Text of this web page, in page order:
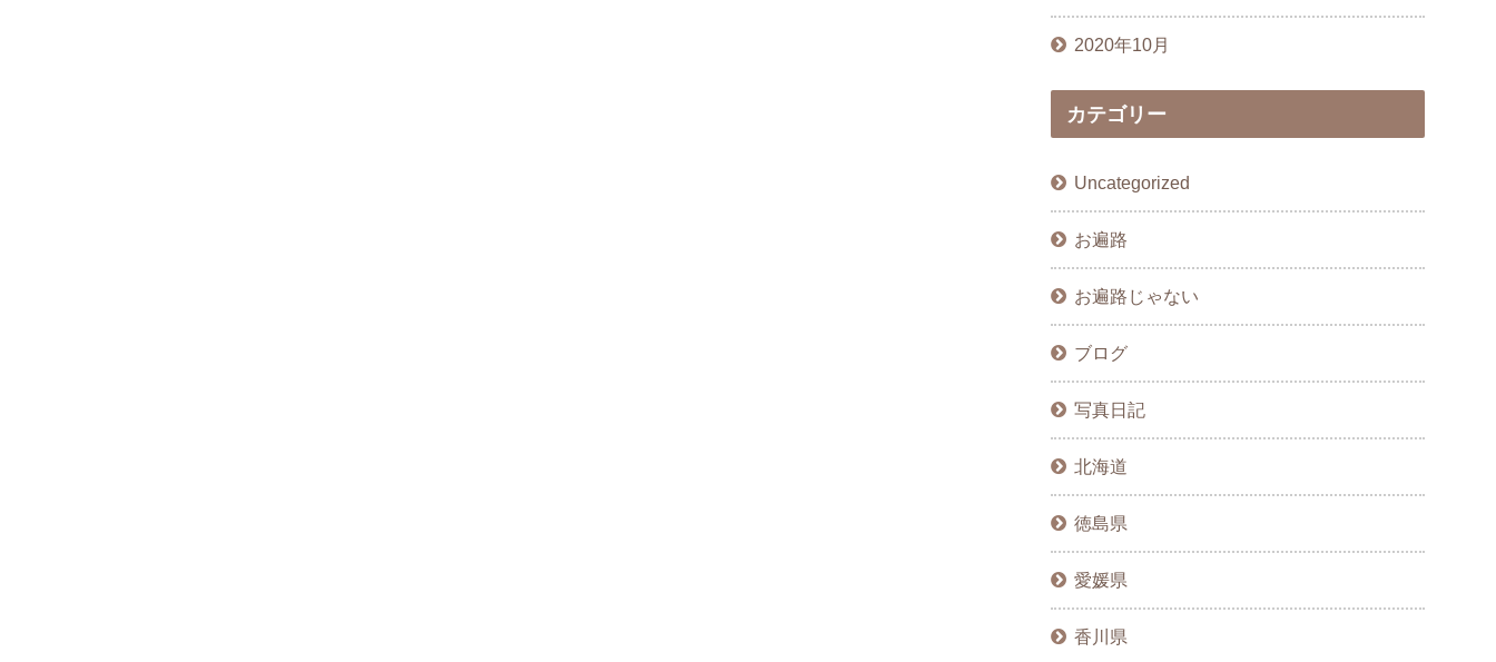
2020年10月
カテゴリー
Uncategorized
お遍路
お遍路じゃない
ブログ
写真日記
北海道
徳島県
愛媛県
香川県